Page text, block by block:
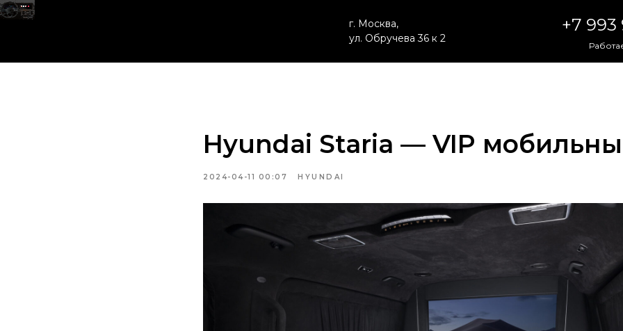
г. Москва,
ул. Обручева 36 к 2
+7 993
Hyundai Staria — VIP
2024-04-11 00:07 HYUNDAI